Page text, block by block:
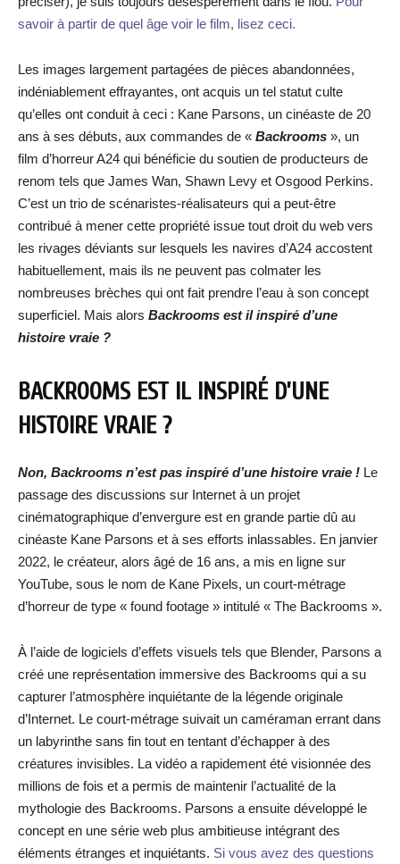
savoir à partir de quel âge voir le film, lisez ceci.
Les images largement partagées de pièces abandonnées,
indéniablement effrayantes, ont acquis un tel statut culte
qu’elles ont conduit à ceci : Kane Parsons, un cinéaste de 20
ans à ses débuts, aux commandes de « Backrooms », un
film d’horreur A24 qui bénéficie du soutien de producteurs de
renom tels que James Wan, Shawn Levy et Osgood Perkins.
C’est un trio de scénaristes-réalisateurs qui a peut-être
contribué à mener cette propriété issue tout droit du web vers
les rivages déviants sur lesquels les navires d’A24 accostent
habituellement, mais ils ne peuvent pas colmater les
nombreuses brèches qui ont fait prendre l’eau à son concept
superficiel. Mais alors Backrooms est il inspiré d’une
histoire vraie ?
BACKROOMS EST IL INSPIRÉ D’UNE
HISTOIRE VRAIE ?
Non, Backrooms n’est pas inspiré d’une histoire vraie ! Le
passage des discussions sur Internet à un projet
cinématographique d’envergure est en grande partie dû au
cinéaste Kane Parsons et à ses efforts inlassables. En janvier
2022, le créateur, alors âgé de 16 ans, a mis en ligne sur
YouTube, sous le nom de Kane Pixels, un court-métrage
d’horreur de type « found footage » intitulé « The Backrooms ».
À l’aide de logiciels d’effets visuels tels que Blender, Parsons a
créé une représentation immersive des Backrooms qui a su
capturer l’atmosphère inquiétante de la légende originale
d’Internet. Le court-métrage suivait un caméraman errant dans
un labyrinthe sans fin tout en tentant d’échapper à des
créatures invisibles. La vidéo a rapidement été visionnée des
millions de fois et a permis de maintenir l’actualité de la
mythologie des Backrooms. Parsons a ensuite développé le
concept en une série web plus ambitieuse intégrant des
éléments étranges et inquiétants. Si vous avez des questions